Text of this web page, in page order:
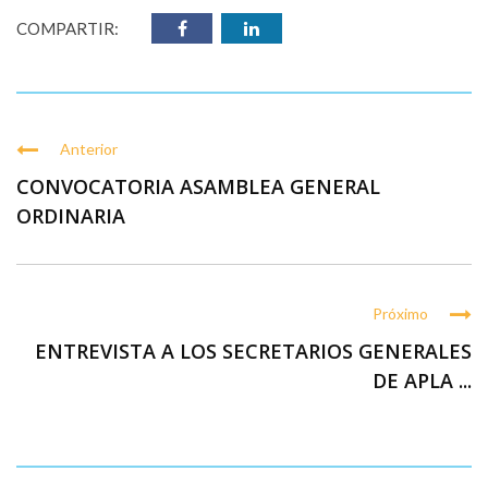
COMPARTIR:
Anterior
CONVOCATORIA ASAMBLEA GENERAL
ORDINARIA
Próximo
ENTREVISTA A LOS SECRETARIOS GENERALES
DE APLA ...